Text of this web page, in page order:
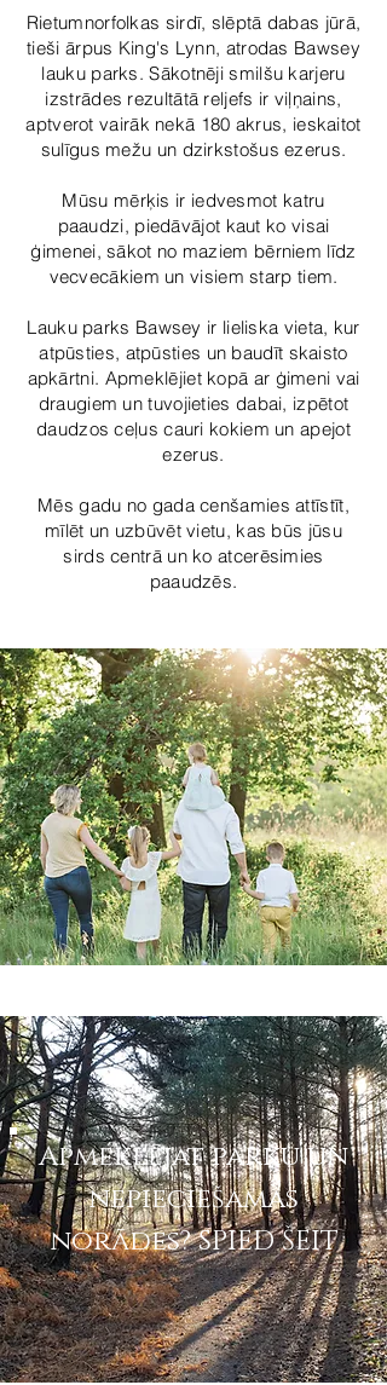
Rietumnorfolkas sirdī, slēptā dabas jūrā,
tieši ārpus King's Lynn, atrodas Bawsey
lauku parks. Sākotnēji smilšu karjeru
izstrādes rezultātā reljefs ir viļņains,
aptverot vairāk nekā 180 akrus, ieskaitot
sulīgus mežu un dzirkstošus ezerus.
Mūsu mērķis ir iedvesmot katru
paaudzi, piedāvājot kaut ko visai
ģimenei, sākot no maziem bērniem līdz
vecvecākiem un visiem starp tiem.
Lauku parks Bawsey ir lieliska vieta, kur
atpūsties, atpūsties un baudīt skaisto
apkārtni. Apmeklējiet kopā ar ģimeni vai
draugiem un tuvojieties dabai, izpētot
daudzos ceļus cauri kokiem un apejot
ezerus.
Mēs gadu no gada cenšamies attīstīt,
mīlēt un uzbūvēt vietu, kas būs jūsu
sirds centrā un ko atcerēsimies
paaudzēs.
Apmeklējat parku un
nepieciešamas
norādes? SPIED ŠEIT